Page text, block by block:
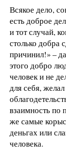
Всякое дело,
есть доброе
и тот случай,
столько добра
причинил!» –
этого добро
человек и не
для себя,
взаимность по
же самые
деньгах или
человека.